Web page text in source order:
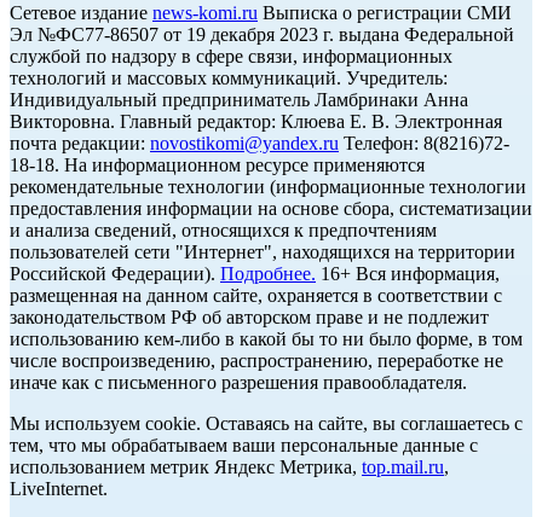
Cетевое издание news-komi.ru Выписка о регистрации СМИ
Эл №ФС77-86507 от 19 декабря 2023 г. выдана Федеральной
службой по надзору в сфере связи, информационных
технологий и массовых коммуникаций. Учредитель:
Индивидуальный предприниматель Ламбринаки Анна
Викторовна. Главный редактор: Клюева Е. В. Электронная
почта редакции: novostikomi@yandex.ru Телефон: 8(8216)72-
18-18. На информационном ресурсе применяются
рекомендательные технологии (информационные технологии
предоставления информации на основе сбора, систематизации
и анализа сведений, относящихся к предпочтениям
пользователей сети "Интернет", находящихся на территории
Российской Федерации). Подробнее. 16+ Вся информация,
размещенная на данном сайте, охраняется в соответствии с
законодательством РФ об авторском праве и не подлежит
использованию кем-либо в какой бы то ни было форме, в том
числе воспроизведению, распространению, переработке не
иначе как с письменного разрешения правообладателя.
Мы используем cookie. Оставаясь на сайте, вы соглашаетесь с
тем, что мы обрабатываем ваши персональные данные с
использованием метрик Яндекс Метрика, top.mail.ru,
LiveInternet.